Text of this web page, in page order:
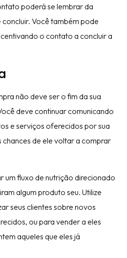
poderá se lembrar da
Você também pode
o contato a concluir a
não deve ser o fim da sua
deve continuar comunicando
e serviços oferecidos por sua
de ele voltar a comprar
um fluxo de nutrição direcionado
algum produto seu. Utilize
seus clientes sobre novos
ou para vender a eles
aqueles que eles já